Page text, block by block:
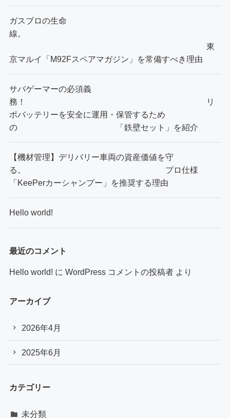
ガスブロの生命
線。
東
京マルイ「M92Fスペアマガジン」を常備すべき理由
サバゲーマーの必須義
務！ リ
ポバッテリーを安全に運用・保管するため
の 「鉄壁セット」を紹介
【機材管理】デリバリー車両の資産価値を守
る。 プロ仕様
「KeePerカーシャンプー」を推奨する理由
Hello world!
最近のコメント
Hello world! に WordPress コメントの投稿者より
アーカイブ
2026年4月
2025年6月
カテゴリー
未分類